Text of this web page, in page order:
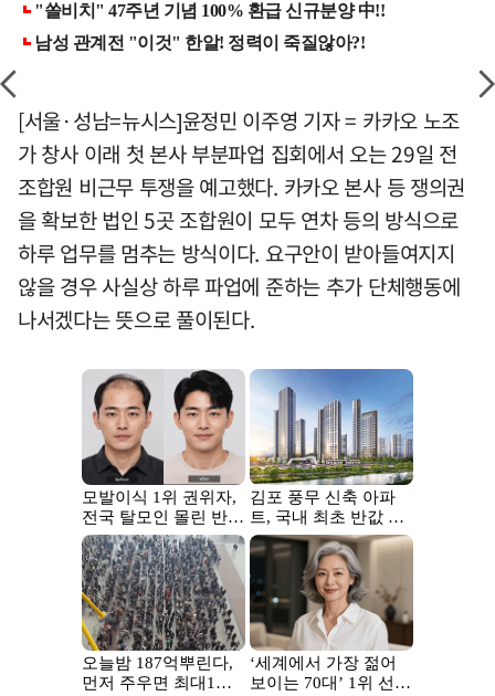
[서울·성남=뉴시스]윤정민 이주영 기자 = 카카오 노조
가 창사 이래 첫 본사 부분파업 집회에서 오는 29일 전
조합원 비근무 투쟁을 예고했다. 카카오 본사 등 쟁의권
을 확보한 법인 5곳 조합원이 모두 연차 등의 방식으로
하루 업무를 멈추는 방식이다. 요구안이 받아들여지지
않을 경우 사실상 하루 파업에 준하는 추가 단체행동에
나서겠다는 뜻으로 풀이된다.